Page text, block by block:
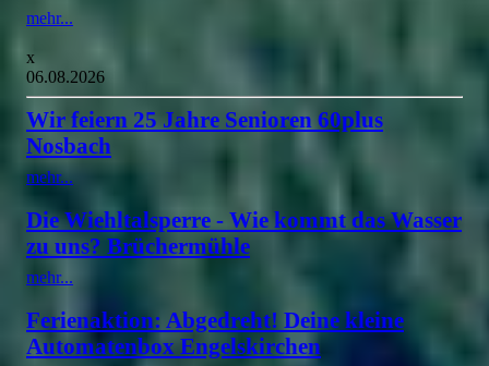
mehr...
x
06.08.2026
Wir feiern 25 Jahre Senioren 60plus
Nosbach
mehr...
Die Wiehltalsperre - Wie kommt das Wasser
zu uns? Brüchermühle
mehr...
Ferienaktion: Abgedreht! Deine kleine
Automatenbox Engelskirchen